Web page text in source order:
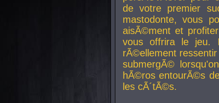
de votre premier
mastodonte, vous
aisÃ©ment et
vous offrira le jeu.
rÃ©ellement
submergÃ©
hÃ©ros entourÃ©s
les cÃ´tÃ©s.